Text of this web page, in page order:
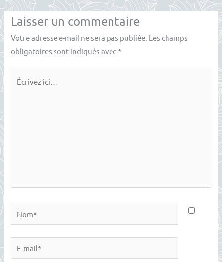
Laisser un commentaire
Votre adresse e-mail ne sera pas publiée. Les champs
obligatoires sont indiqués avec*
Nom*
mail*